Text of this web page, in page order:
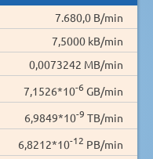
7.680,0 B/min
7,5000 kB/min
0,0073242 MB/min
7,1526*10-6 GB/min
6,9849*10-9 TB/min
6,8212*10-12 PB/min